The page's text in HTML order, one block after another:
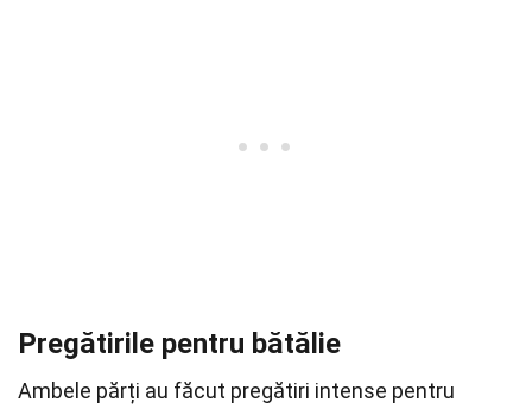
Pregătirile pentru bătălie
Ambele părți au făcut pregătiri intense pentru